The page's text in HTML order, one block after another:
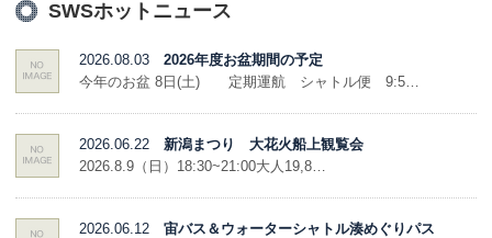
SWSホットニュース
2026.08.03 2026年度お盆期間の予定
今年のお盆 8日(土) 定期運航 シャトル便 9:5…
2026.06.22 新潟まつり 大花火船上観覧会
2026.8.9（日）18:30~21:00大人19,8…
2026.06.12 宙バス＆ウォーターシャトル湊めぐりパス